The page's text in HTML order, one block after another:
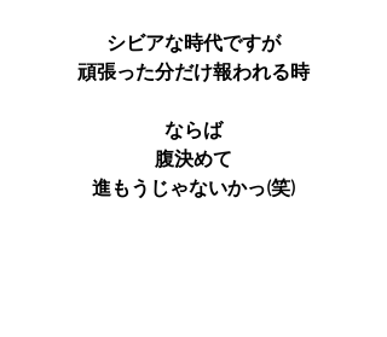
シビアな時代ですが
頑張った分だけ報われる時
ならば
腹決めて
進もうじゃないかっ(笑)